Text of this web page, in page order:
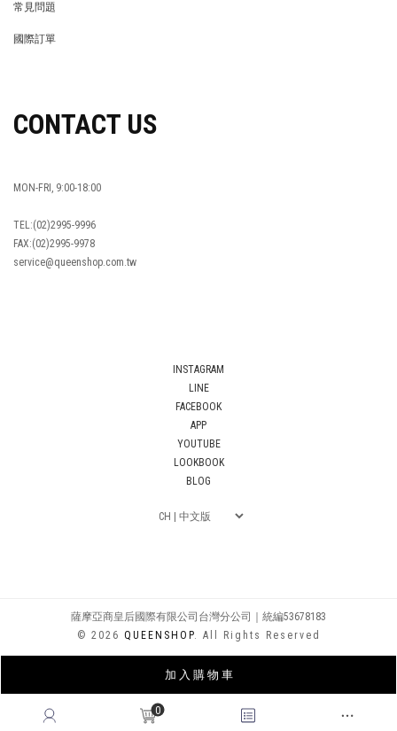
0
加 入 購 物 車
常見問題
國際訂單
CONTACT US
MON-FRI, 9:00-18:00
TEL:(02)2995-9996
FAX:(02)2995-9978
service@queenshop.com.tw
INSTAGRAM
LINE
FACEBOOK
APP
YOUTUBE
LOOKBOOK
BLOG
薩摩亞商皇后國際有限公司台灣分公司｜統編53678183
© 2026 QUEENSHOP. All Rights Reserved